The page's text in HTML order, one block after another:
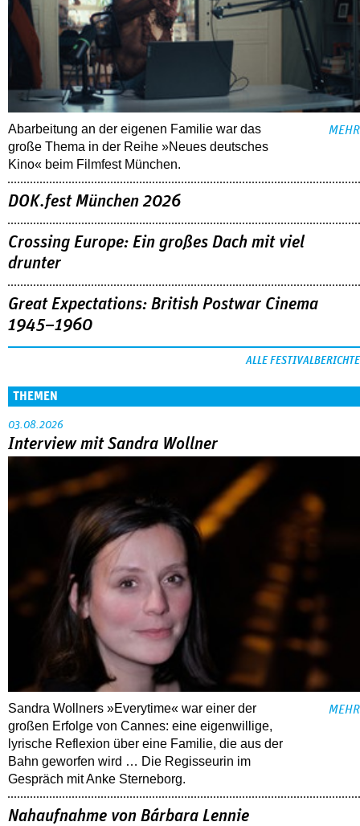
Abarbeitung an der eigenen Familie war das
große Thema in der Reihe »Neues deutsches
Kino« beim Filmfest München.
MEHR
DOK.fest München 2026
Crossing Europe: Ein großes Dach mit viel
drunter
Great Expectations: British Postwar Cinema
1945–1960
ALLE FESTIVALBERICHTE
THEMEN
03.08.2026
Interview mit Sandra Wollner
Sandra Wollners »Everytime« war einer der
großen Erfolge von Cannes: eine eigenwillige,
lyrische Reflexion über eine ­Familie, die aus der
Bahn geworfen wird … Die Regisseurin im
Gespräch mit Anke Sterneborg.
MEHR
Nahaufnahme von Bárbara Lennie